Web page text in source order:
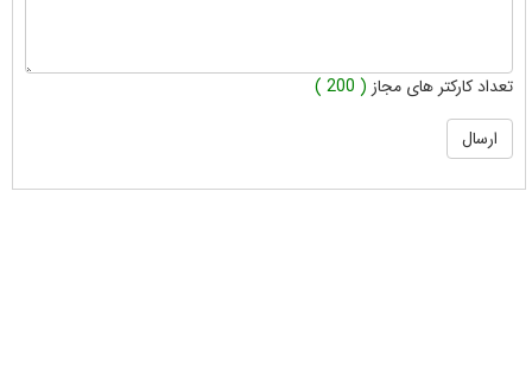
تعداد کارکتر های مجاز ( 200 )